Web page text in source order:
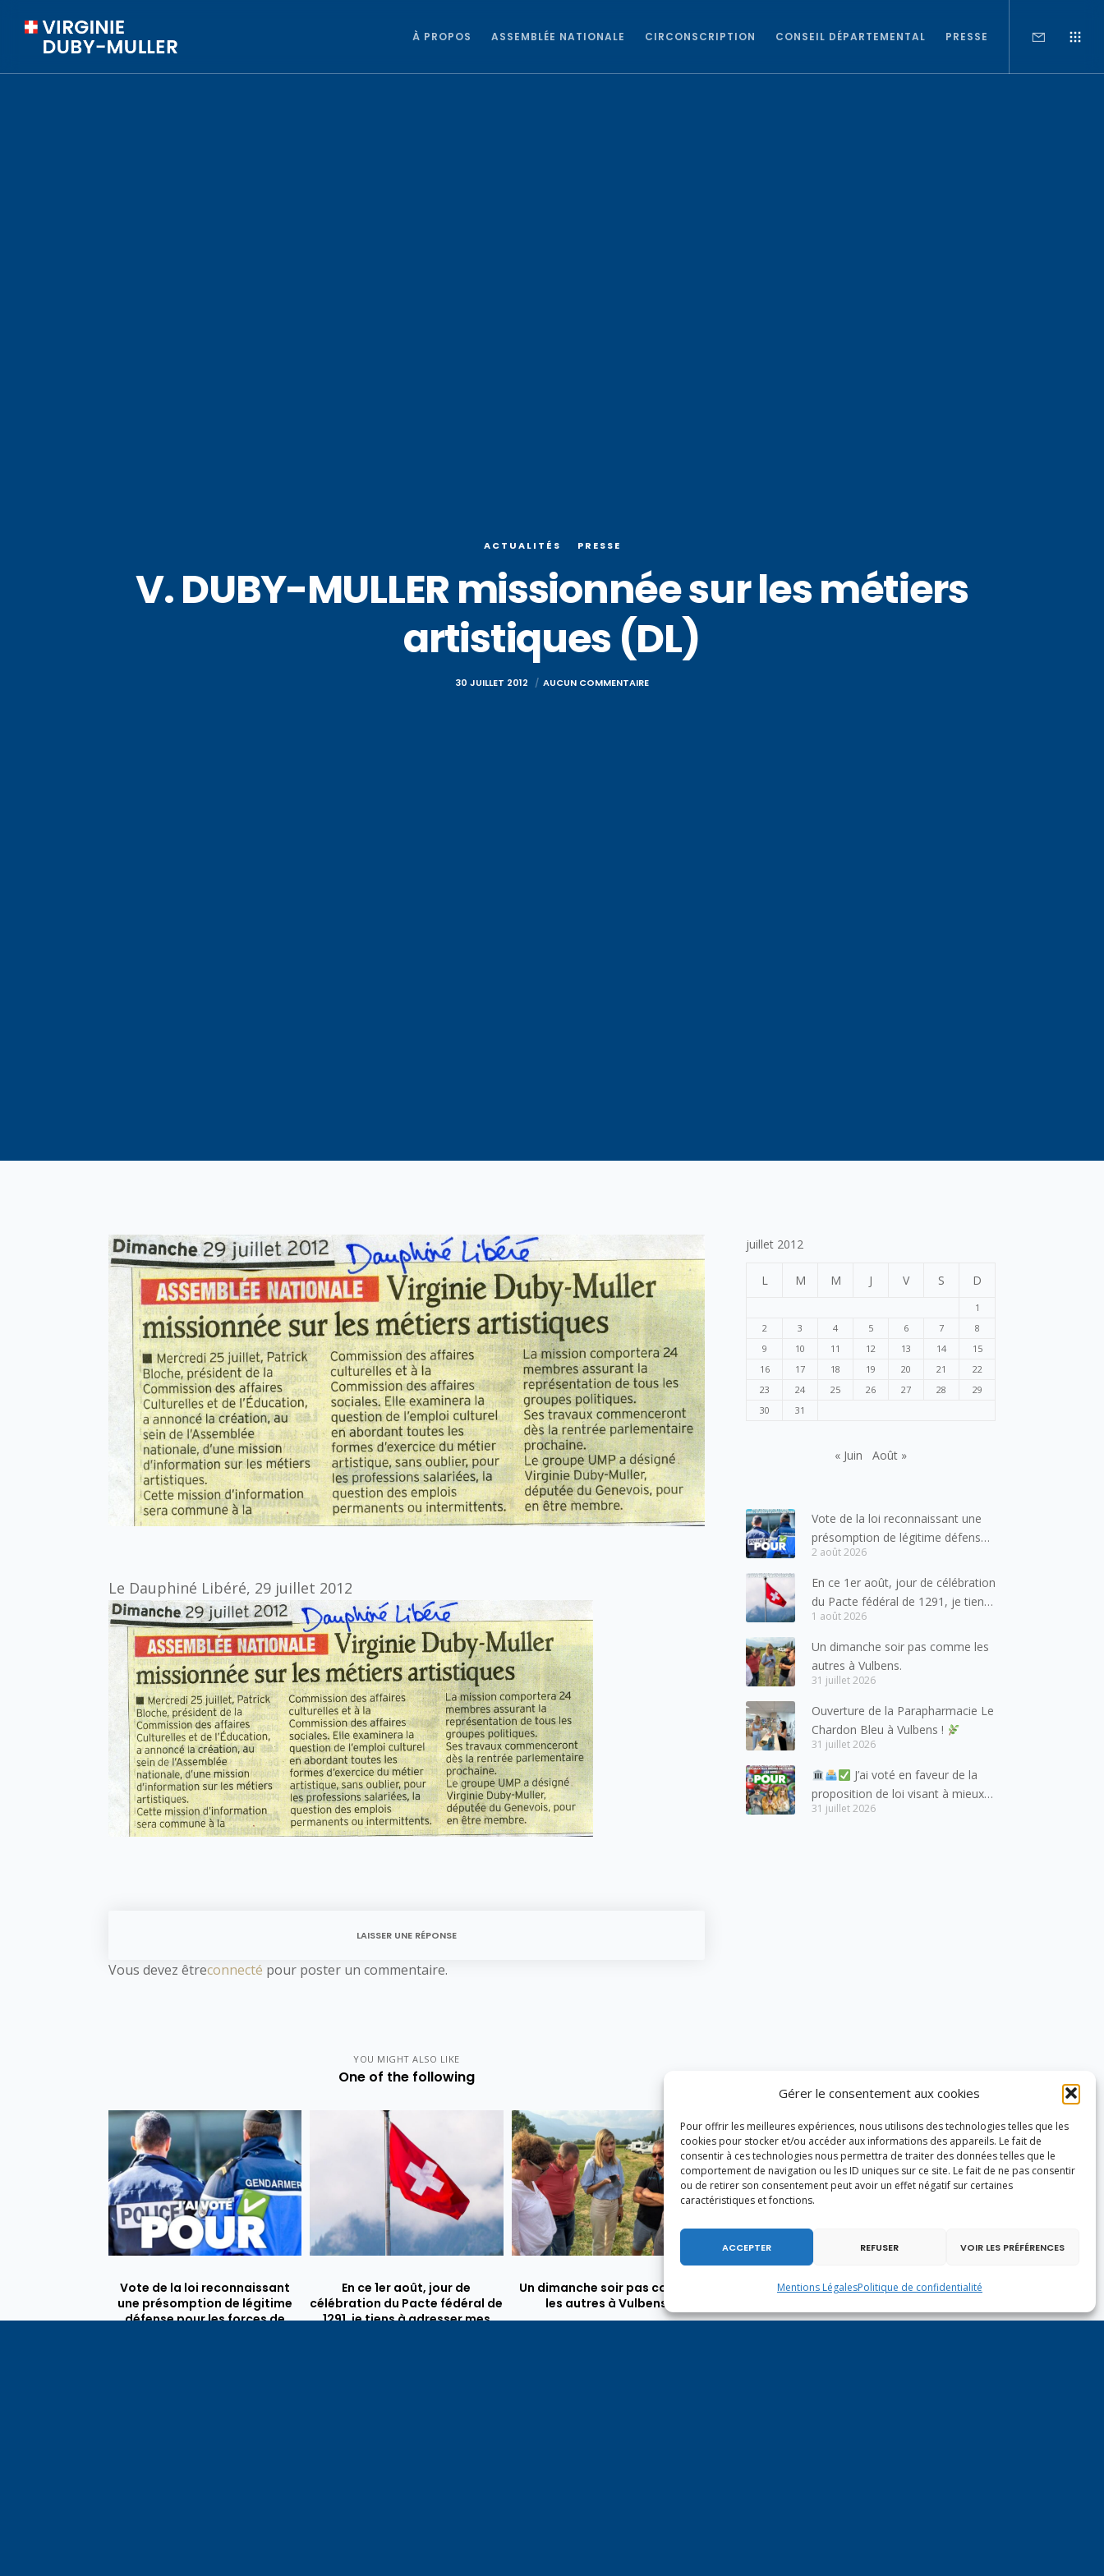
Gérer le consentement aux cookies
Pour offrir les meilleures expériences, nous utilisons des technologies telles que les
cookies pour stocker et/ou accéder aux informations des appareils. Le fait de
consentir à ces technologies nous permettra de traiter des données telles que le
comportement de navigation ou les ID uniques sur ce site. Le fait de ne pas consentir
ou de retirer son consentement peut avoir un effet négatif sur certaines
caractéristiques et fonctions.
ACCEPTER REFUSER VOIR LES PRÉFÉRENCES
Mentions LégalesPolitique de confidentialité
À PROPOS ASSEMBLÉE NATIONALE CIRCONSCRIPTION CONSEIL DÉPARTEMENTAL PRESSE
ACTUALITÉS PRESSE
V. DUBY-MULLER missionnée sur les métiers
artistiques (DL)
30 JUILLET 2012 AUCUN COMMENTAIRE
Le Dauphiné Libéré, 29 juillet 2012
LAISSER UNE RÉPONSE
Vous devez êtreconnecté pour poster un commentaire.
YOU MIGHT ALSO LIKE
One of the following
Vote de la loi reconnaissant
une présomption de légitime
défense pour les forces de
En ce 1er août, jour de
célébration du Pacte fédéral de
1291, je tiens à adresser mes
Un dimanche soir pas comme
les autres à Vulbens.
juillet 2012
L M M J V S D
1
2
3 4 5 6 7
8
9
10 11 12 13 14
15
16
17 18 19 20 21
22
23
24 25 26 27 28
29
30
31
« Juin Août »
Vote de la loi reconnaissant une
présomption de légitime défense
pour les forces de l’ordre
2 août 2026
En ce 1er août, jour de célébration
du Pacte fédéral de 1291, je tiens
à adresser mes meilleures
salutations à nos voisins et amis
suisses, et plus particulièrement
aux habitants du bassin genevois
lesquels la Haute-Savoie
entretient des liens étroits et
quotidiens.
1 août 2026
Un dimanche soir pas comme les
autres à Vulbens.
31 juillet 2026
Ouverture de la Parapharmacie Le
Chardon Bleu à Vulbens !
31 juillet 2026
J’ai voté en faveur de la
proposition de loi visant à mieux
protéger les mineurs des risques
31 juillet 2026